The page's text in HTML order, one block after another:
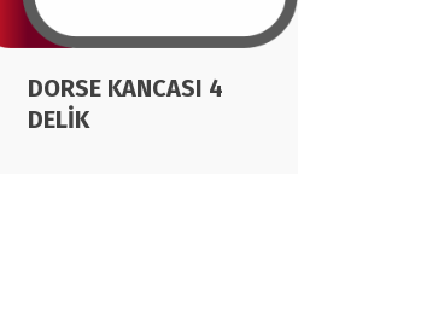
DORSE KANCASI 4
DELİK